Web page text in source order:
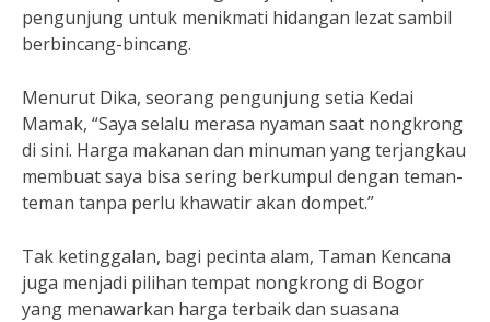
pengunjung untuk menikmati hidangan lezat sambil
berbincang-bincang.
Menurut Dika, seorang pengunjung setia Kedai
Mamak, “Saya selalu merasa nyaman saat nongkrong
di sini. Harga makanan dan minuman yang terjangkau
membuat saya bisa sering berkumpul dengan teman-
teman tanpa perlu khawatir akan dompet.”
Tak ketinggalan, bagi pecinta alam, Taman Kencana
juga menjadi pilihan tempat nongkrong di Bogor
yang menawarkan harga terbaik dan suasana